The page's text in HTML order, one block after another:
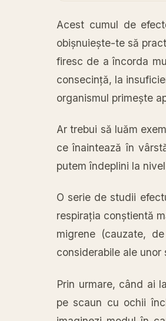
Acest cumul de
obișnuiește-te să
firesc de aîncorda
consecință, la
organismul primește
Ar trebui să luăm
ceînaintează în
putemîndeplini la nivel
O serie de studii
respirația conștientă
migrene (cauzate,
considerabile ale unor
Prin urmare, când ai la
pe scaun cu ochii